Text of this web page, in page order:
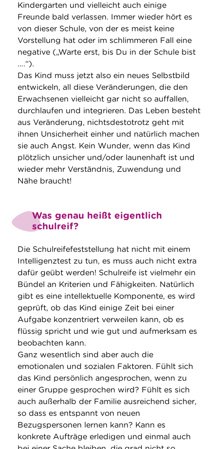
Kindergarten und vielleicht auch einige
Freunde bald verlassen. Immer wieder hört es
von dieser Schule, von der es meist keine
Vorstellung hat oder im schlimmeren Fall eine
negative („Warte erst, bis Du in der Schule bist
….“).
Das Kind muss jetzt also ein neues Selbstbild
entwickeln, all diese Veränderungen, die den
Erwachsenen vielleicht gar nicht so auffallen,
durchlaufen und integrieren. Das Leben besteht
aus Veränderung, nichtsdestotrotz geht mit
ihnen Unsicherheit einher und natürlich machen
sie auch Angst. Kein Wunder, wenn das Kind
plötzlich unsicher und/oder launenhaft ist und
wieder mehr Verständnis, Zuwendung und
Nähe braucht!
Was genau heißt eigentlich
schulreif?
Die Schulreifefeststellung hat nicht mit einem
Intelligenztest zu tun, es muss auch nicht extra
dafür geübt werden! Schulreife ist vielmehr ein
Bündel an Kriterien und Fähigkeiten. Natürlich
gibt es eine intellektuelle Komponente, es wird
geprüft, ob das Kind einige Zeit bei einer
Aufgabe konzentriert verweilen kann, ob es
flüssig spricht und wie gut und aufmerksam es
beobachten kann.
Ganz wesentlich sind aber auch die
emotionalen und sozialen Faktoren. Fühlt sich
das Kind persönlich angesprochen, wenn zu
einer Gruppe gesprochen wird? Fühlt es sich
auch außerhalb der Familie ausreichend sicher,
so dass es entspannt von neuen
Bezugspersonen lernen kann? Kann es
konkrete Aufträge erledigen und einmal auch